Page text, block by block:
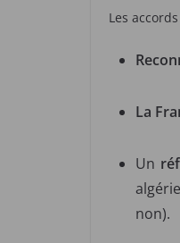
Les
La
Un
non).